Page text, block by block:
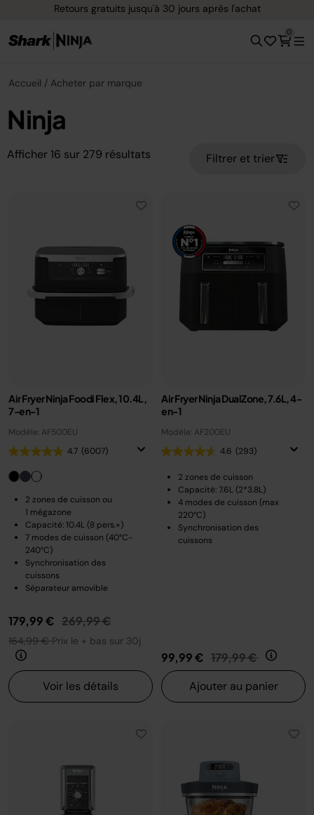
Retours gratuits jusqu'à 30 jours après l'achat
0
Accueil Acheter par marque
Ninja
Afficher 16 sur 279 résultats Filtrer et trier
Air Fryer Ninja Foodi Flex, 10.4L,
7-en-1
Modèle: AF500EU
4.7 (6007)
2 zones de cuisson ou
1 mégazone
Capacité: 10.4L (8 pers.+)
7 modes de cuisson (40°C-
240°C)
Synchronisation des
cuissons
Séparateur amovible
179,99 € Prix réduit de
269,99 €au
164,99 €Prix le + bas sur 30j
Voir les détails
Air Fryer Ninja DualZone, 7.6L, 4-
en-1
Modèle: AF200EU
4.6 (293)
2 zones de cuisson
Capacité: 7.6L (2*3.8L)
4 modes de cuisson (max
220°C)
Synchronisation des
cuissons
99,99 € Prix réduit de
179,99 € au
Ajouter au panier